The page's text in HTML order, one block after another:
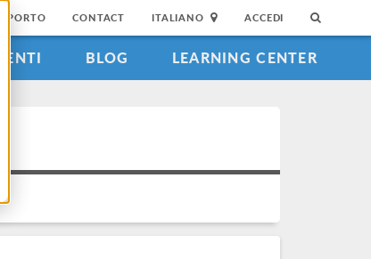
CONTACT ITALIANO ACCEDI
BLOG LEARNING CENTER